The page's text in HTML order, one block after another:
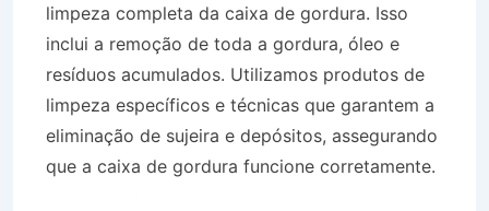
limpeza completa da caixa de gordura. Isso
inclui a remoção de toda a gordura, óleo e
resíduos acumulados. Utilizamos produtos de
limpeza específicos e técnicas que garantem a
eliminação de sujeira e depósitos, assegurando
que a caixa de gordura funcione corretamente.